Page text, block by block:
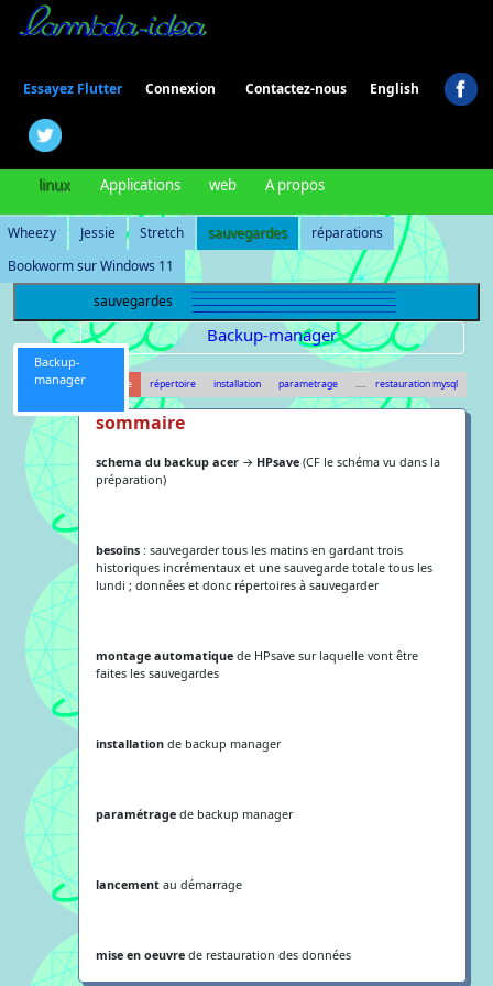
Essayez Flutter Connexion Contactez-nous English
linux Applications web A propos
Wheezy Jessie Stretch sauvegardes
réparations
Bookworm sur Windows 11
sauvegardes
Backup-
manager
Backup-manager
sommaire répertoire installation parametrage restauration mysql
sommaire
schema du backup acer→ HPsave(CF le schéma vu dans la
préparation)
besoins: sauvegarder tous les matins en gardant trois
historiques incrémentaux et une sauvegarde totale tous les
lundi ; données et donc répertoires à sauvegarder
montage automatiquede HPsave sur laquelle vont être
faites les sauvegardes
installation de backup manager
paramétragede backup manager
lancement au démarrage
mise en oeuvrede restauration des données